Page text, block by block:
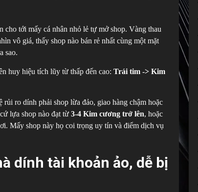
tới mấy cá nhân nhỏ lẻ tự mở shop. Vàng thau
vô giá, thấy shop nào bán rẻ nhất cùng một mặt
sao.
huy hiệu tích lũy từ thấp đến cao: Trái tim -> Kim
ro dính phải shop lừa đảo, giao hàng chậm hoặc
lựa shop nào đạt từ 3-4 Kim cương trở lên, hoặc
Mấy shop này họ coi trọng uy tín và điểm dịch vụ
dính tài khoản ảo, dễ bị